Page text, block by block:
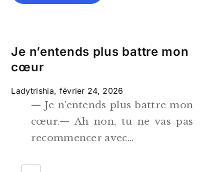
Je n’entends plus battre mon
cœur
Ladytrishia, février 24, 2026
— Je n’entends plus battre mon
cœur.— Ah non, tu ne vas pas
recommencer avec…